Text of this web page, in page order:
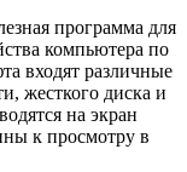
программа для
компьютера по
входят различные
жесткого диска и
на экран
к просмотру в